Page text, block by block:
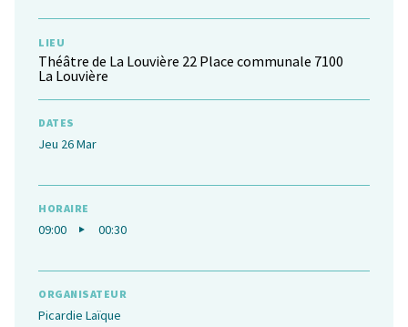
LIEU
Théâtre de La Louvière 22 Place communale 7100
La Louvière
DATES
Jeu 26 Mar
HORAIRE
09:00 00:30
ORGANISATEUR
Picardie Laïque